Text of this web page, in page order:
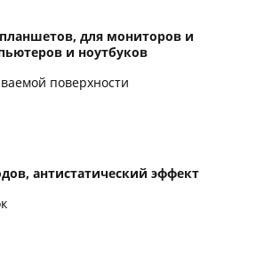
для мониторов и
и ноутбуков
поверхности
антистатический эффект